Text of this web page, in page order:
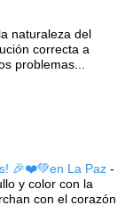
naturaleza del
correcta a
problemas...
🎉❤️💚en La Paz -
y color con la
con el corazón